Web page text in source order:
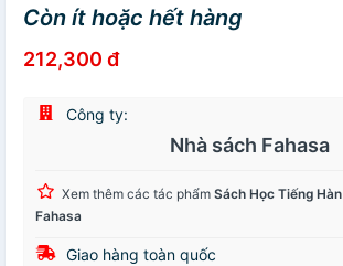
Còn ít hoặc hết hàng
212,300 đ
Công ty:
Nhà sách Fahasa
Xem thêm các tác phẩm Sách Học Tiếng Hàn
Fahasa
Giao hàng toàn quốc